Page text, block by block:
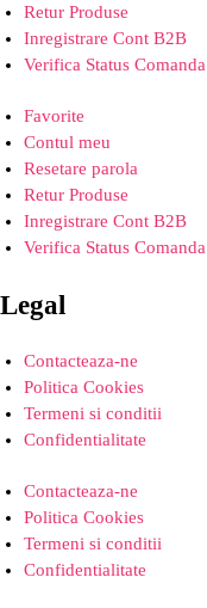
Retur Produse
Inregistrare Cont B2B
Verifica Status Comanda
Favorite
Contul meu
Resetare parola
Retur Produse
Inregistrare Cont B2B
Verifica Status Comanda
Legal
Contacteaza-ne
Politica Cookies
Termeni si conditii
Confidentialitate
Contacteaza-ne
Politica Cookies
Termeni si conditii
Confidentialitate